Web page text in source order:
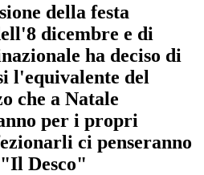
della festa
dicembre e di
ha deciso di
l'equivalente del
che a Natale
per i propri
ci penseranno
Desco"